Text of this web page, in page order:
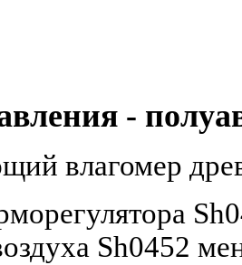
-
влагомер
Sh0452